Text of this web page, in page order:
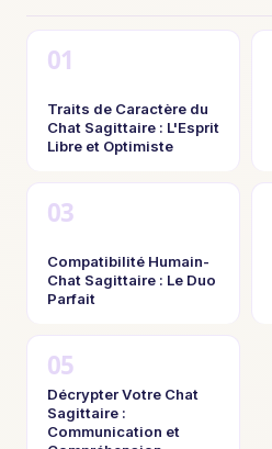
Traits de Caractère du
Chat Sagittaire : L'Esprit
Libre et Optimiste
Compatibilité Humain-
Chat Sagittaire : Le Duo
Parfait
Décrypter Votre Chat
Sagittaire :
Communication et